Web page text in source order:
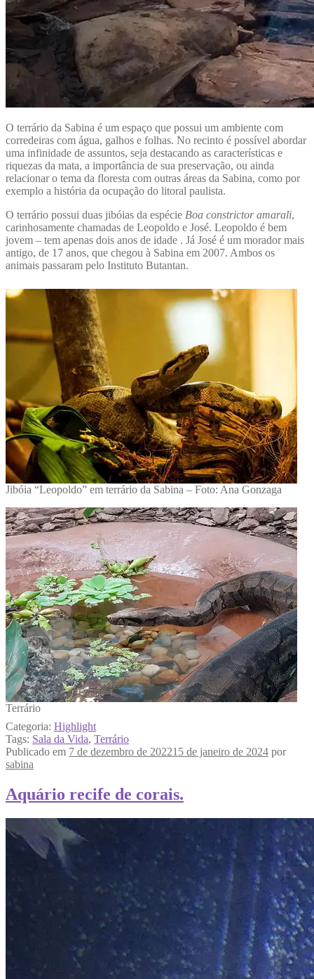
O terrário da Sabina é um espaço que possui um ambiente com
corredeiras com água, galhos e folhas. No recinto é possível abordar
uma infinidade de assuntos, seja destacando as características e
riquezas da mata, a importância de sua preservação, ou ainda
relacionar o tema da floresta com outras áreas da Sabina, como por
exemplo a história da ocupação do litoral paulista.
O terrário possui duas jibóias da espécie Boa constrictor amarali,
carinhosamente chamadas de Leopoldo e José. Leopoldo é bem
jovem – tem apenas dois anos de idade . Já José é um morador mais
antigo, de 17 anos, que chegou à Sabina em 2007. Ambos os
animais passaram pelo Instituto Butantan.
Jibóia “Leopoldo” em terrário da Sabina – Foto: Ana Gonzaga
Terrário
Categoria: Highlight
Tags: Sala da Vida, Terrário
Publicado em 7 de dezembro de 202215 de janeiro de 2024 por
sabina
Aquário recife de corais.